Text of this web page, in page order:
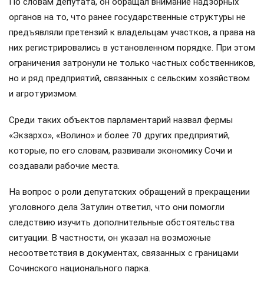
органов на то, что ранее государственные структуры не
предъявляли претензий к владельцам участков, а права на
них регистрировались в установленном порядке. При этом
ограничения затронули не только частных собственников,
но и ряд предприятий, связанных с сельским хозяйством
и агротуризмом.
Среди таких объектов парламентарий назвал фермы
«Экзархо», «Волино» и более 70 других предприятий,
которые, по его словам, развивали экономику Сочи и
создавали рабочие места.
На вопрос о роли депутатских обращений в прекращении
уголовного дела Затулин ответил, что они помогли
следствию изучить дополнительные обстоятельства
ситуации. В частности, он указал на возможные
несоответствия в документах, связанных с границами
Сочинского национального парка.